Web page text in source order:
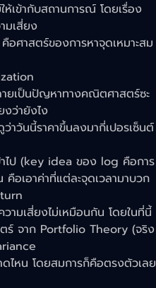
เข้ากับสถานการณ์ โดยเรื่อง
มเสี่ยง
ศาสตร์ของการหาจุดเหมาะสม
ยเป็นปัญหาทางคณิตศาสตร์ซะ
งว่ายังไง
วันนี้ราคาขึ้นลงมากี่เปอรเซ็นต์
ข้าไป (key idea ของ log คือการ
คือเอาค่าที่แต่ละจุดเวลามาบวก
ามเสี่ยงไม่เหมือนกัน โดยในที่นี้
ร์ จาก Portfolio Theory (จริง
ไหน โดยสมการก็คือตรงตัวเลย